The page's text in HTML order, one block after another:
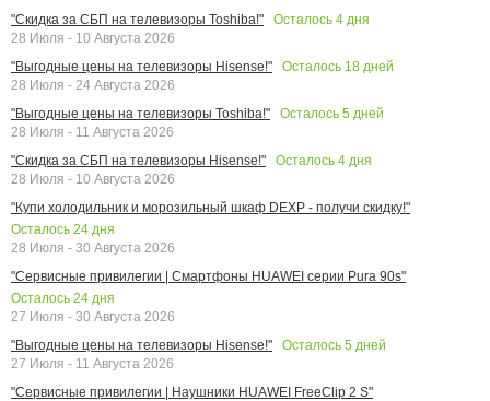
"Скидка за СБП на телевизоры Toshiba!"
Осталось 4 дня
28 Июля - 10 Августа 2026
"Выгодные цены на телевизоры Hisense!"
Осталось 18 дней
28 Июля - 24 Августа 2026
"Выгодные цены на телевизоры Toshiba!"
Осталось 5 дней
28 Июля - 11 Августа 2026
"Скидка за СБП на телевизоры Hisense!"
Осталось 4 дня
28 Июля - 10 Августа 2026
"Купи холодильник и морозильный шкаф DEXP - получи скидку!"
Осталось 24 дня
28 Июля - 30 Августа 2026
"Сервисные привилегии | Смартфоны HUAWEI серии Pura 90s"
Осталось 24 дня
27 Июля - 30 Августа 2026
"Выгодные цены на телевизоры Hisense!"
Осталось 5 дней
27 Июля - 11 Августа 2026
"Сервисные привилегии | Наушники HUAWEI FreeClip 2 S"